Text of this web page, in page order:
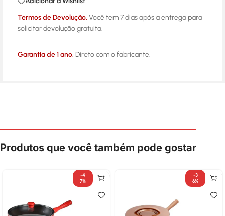
Termos de Devolução. Você tem 7 dias após a entrega para
solicitar devolução gratuita.
Garantia de 1 ano. Direto com o fabricante.
Produtos que você também pode gostar
-4
7%
-3
6%